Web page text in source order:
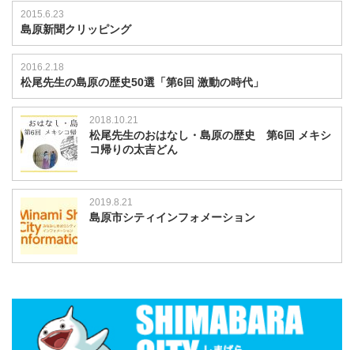
2015.6.23
島原新聞クリッピング
2016.2.18
松尾先生の島原の歴史50選「第6回 激動の時代」
2018.10.21
松尾先生のおはなし・島原の歴史 第6回 メキシ
コ帰りの太吉どん
2019.8.21
島原市シティインフォメーション